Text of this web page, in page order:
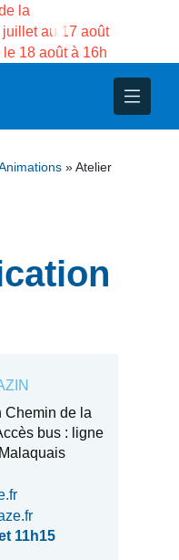
la
au 17 août
18 août à 16h
» Atelier
Chemin de la
bus : ligne
11h15